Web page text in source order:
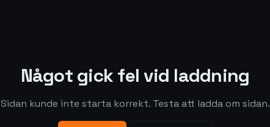
Något gick fel vid laddning
Sidan kunde inte starta korrekt. Testa att ladda om sidan.